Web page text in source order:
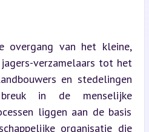
overgang van het kleine,
verzamelaars tot het
en stedelingen
in de menselijke
liggen aan de basis
organisatie die